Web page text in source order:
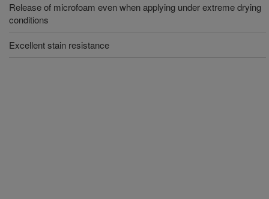
Release of microfoam even when applying under extreme drying
conditions
Excellent stain resistance